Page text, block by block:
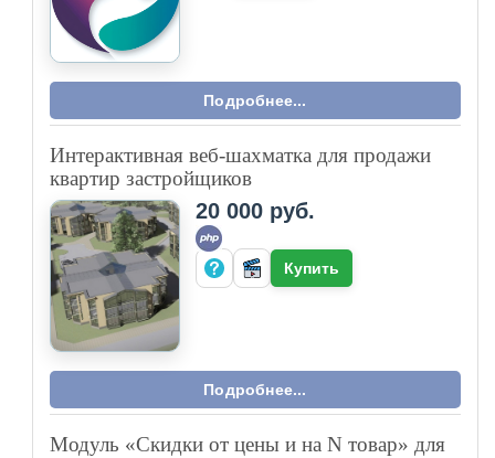
Подробнее...
Интерактивная веб-шахматка для продажи
квартир застройщиков
20 000 руб.
Купить
Подробнее...
Модуль «Скидки от цены и на N товар» для